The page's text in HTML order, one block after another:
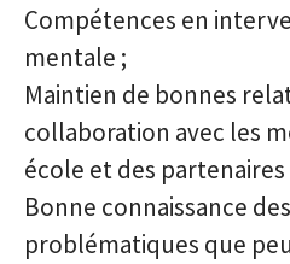
Compétences en
mentale ;
Maintien de bonnes
collaboration avec les
école et des partenaires
Bonne connaissance
problématiques que